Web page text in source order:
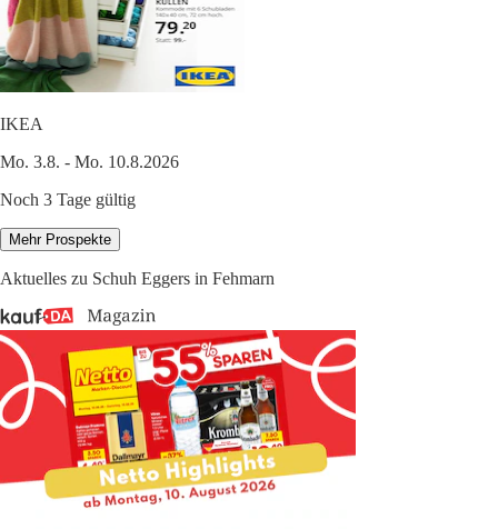
IKEA
Mo. 3.8. - Mo. 10.8.2026
Noch 3 Tage gültig
Mehr Prospekte
Aktuelles zu Schuh Eggers in Fehmarn